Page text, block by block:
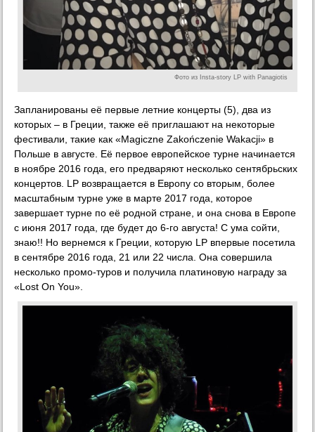
Фото из Insta-story LP with Panagiotis
Запланированы её первые летние концерты (5), два из
которых – в Греции, также её приглашают на некоторые
фестивали, такие как «Magiczne Zakończenie Wakacji» в
Польше в августе. Её первое европейское турне начинается
в ноябре 2016 года, его предваряют несколько сентябрьских
концертов. LP возвращается в Европу со вторым, более
масштабным турне уже в марте 2017 года, которое
завершает турне по её родной стране, и она снова в Европе
с июня 2017 года, где будет до 6-го августа! С ума сойти,
знаю!! Но вернемся к Греции, которую LP впервые посетила
в сентябре 2016 года, 21 или 22 числа. Она совершила
несколько промо-туров и получила платиновую награду за
«Lost On You».